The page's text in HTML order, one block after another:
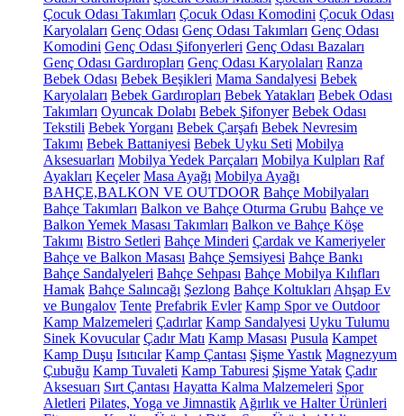
Çocuk Odası Takımları Çocuk Odası Komodini Çocuk Odası
Karyolaları Genç Odası Genç Odası Takımları Genç Odası
Komodini Genç Odası Şifonyerleri Genç Odası Bazaları
Genç Odası Gardıropları Genç Odası Karyolaları Ranza
Bebek Odası Bebek Beşikleri Mama Sandalyesi Bebek
Karyolaları Bebek Gardıropları Bebek Yatakları Bebek Odası
Takımları Oyuncak Dolabı Bebek Şifonyer Bebek Odası
Tekstili Bebek Yorganı Bebek Çarşafı Bebek Nevresim
Takımı Bebek Battaniyesi Bebek Uyku Seti Mobilya
Aksesuarları Mobilya Yedek Parçaları Mobilya Kulpları Raf
Ayakları Keçeler Masa Ayağı Mobilya Ayağı
BAHÇE,BALKON VE OUTDOOR Bahçe Mobilyaları
Bahçe Takımları Balkon ve Bahçe Oturma Grubu Bahçe ve
Balkon Yemek Masası Takımları Balkon ve Bahçe Köşe
Takımı Bistro Setleri Bahçe Minderi Çardak ve Kameriyeler
Bahçe ve Balkon Masası Bahçe Şemsiyesi Bahçe Bankı
Bahçe Sandalyeleri Bahçe Sehpası Bahçe Mobilya Kılıfları
Hamak Bahçe Salıncağı Şezlong Bahçe Koltukları Ahşap Ev
ve Bungalov Tente Prefabrik Evler Kamp Spor ve Outdoor
Kamp Malzemeleri Çadırlar Kamp Sandalyesi Uyku Tulumu
Sinek Kovucular Çadır Matı Kamp Masası Pusula Kampet
Kamp Duşu Isıtıcılar Kamp Çantası Şişme Yastık Magnezyum
Çubuğu Kamp Tuvaleti Kamp Taburesi Şişme Yatak Çadır
Aksesuarı Sırt Çantası Hayatta Kalma Malzemeleri Spor
Aletleri Pilates, Yoga ve Jimnastik Ağırlık ve Halter Ürünleri